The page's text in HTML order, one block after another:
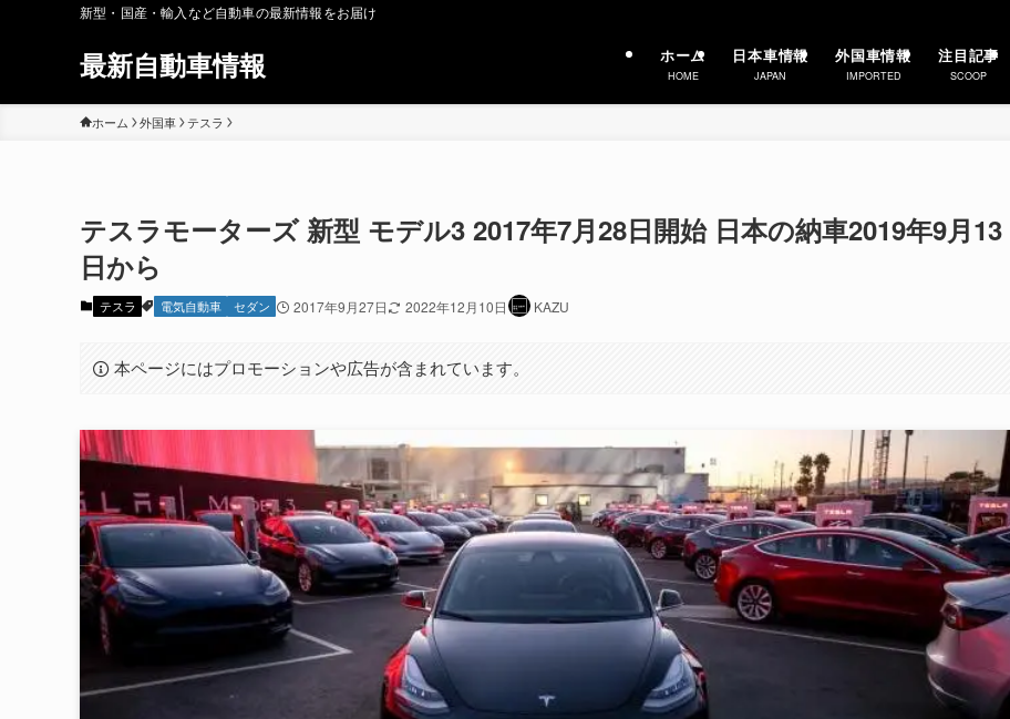
新型・国産・輸入など自動車の最新情報をお届け
最新自動車情報 ホーム
HOME
日本車情報
JAPAN
外国車情報
IMPORTED
注目記事
SCOOP
ホーム 外国車 テスラ
テスラモーターズ 新型 モデル3 2017年7月28日開始 日本の納車2019年9月13
日から
テスラ 電気自動車 セダン 2017年9月27日 2022年12月10日 KAZU
本ページにはプロモーションや広告が含まれています。